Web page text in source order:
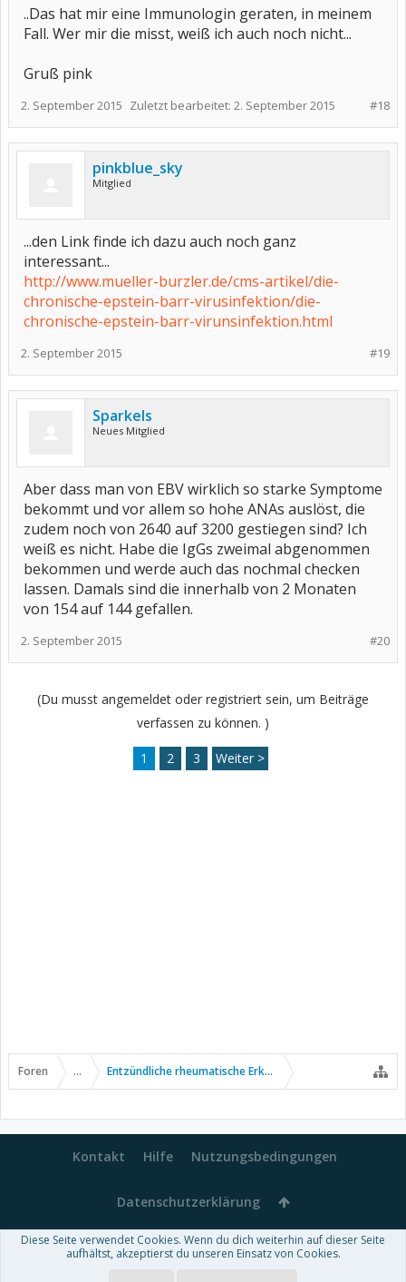
..Das hat mir eine Immunologin geraten, in meinem
Fall. Wer mir die misst, weiß ich auch noch nicht...
Gruß pink
#18
2. September 2015 Zuletzt bearbeitet: 2. September 2015
pinkblue_sky
Mitglied
...den Link finde ich dazu auch noch ganz
interessant...
http://www.mueller-burzler.de/cms-artikel/die-
chronische-epstein-barr-virusinfektion/die-
chronische-epstein-barr-virunsinfektion.html
#19
2. September 2015
Sparkels
Neues Mitglied
Aber dass man von EBV wirklich so starke Symptome
bekommt und vor allem so hohe ANAs auslöst, die
zudem noch von 2640 auf 3200 gestiegen sind? Ich
weiß es nicht. Habe die IgGs zweimal abgenommen
bekommen und werde auch das nochmal checken
lassen. Damals sind die innerhalb von 2 Monaten
von 154 auf 144 gefallen.
#20
2. September 2015
(Du musst angemeldet oder registriert sein, um Beiträge
verfassen zu können. )
1 2 3 Weiter >
Foren ... Entzündliche rheumatische Erkrankungen
Kontakt Hilfe Nutzungsbedingungen
Datenschutzerklärung
Forum software by XenForo™-Deutsch von xenDach
Diese Seite verwendet Cookies. Wenn du dich weiterhin auf dieser Seite
aufhältst, akzeptierst du unseren Einsatz von Cookies.